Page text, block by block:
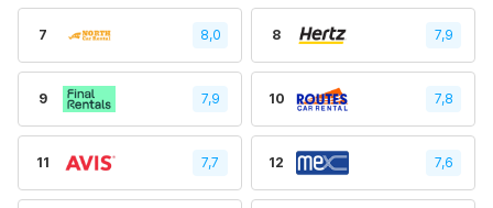
7 8,0 8 7,9
9 7,9 10 7,8
11 7,7 12 7,6